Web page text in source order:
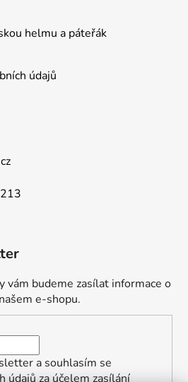
helmu a páteřák
údajů
vám budeme zasílat informace o
e-shopu.
a souhlasím se
údajů za účelem zasílání